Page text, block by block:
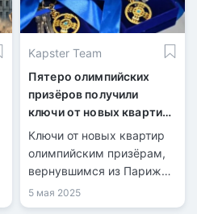
Kapster Team
Пятеро олимпийских
призёров получили
ключи от новых квартир
в Алматы
Ключи от новых квартир
олимпийским призёрам,
вернувшимся из Парижа,
вручил заместитель
акима Алматы Бейбут
5 мая 2025